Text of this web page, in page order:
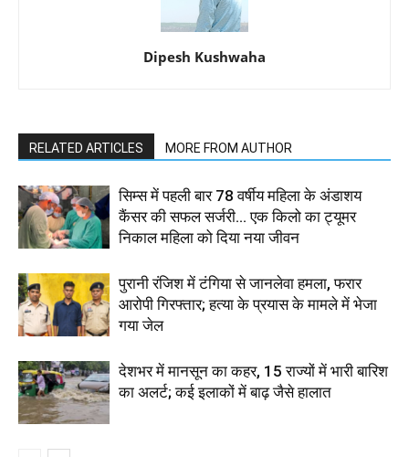
Dipesh Kushwaha
RELATED ARTICLES MORE FROM AUTHOR
सिम्स में पहली बार 78 वर्षीय महिला के अंडाशय
कैंसर की सफल सर्जरी... एक किलो का ट्यूमर
निकाल महिला को दिया नया जीवन
पुरानी रंजिश में टंगिया से जानलेवा हमला, फरार
आरोपी गिरफ्तार; हत्या के प्रयास के मामले में भेजा
गया जेल
देशभर में मानसून का कहर, 15 राज्यों में भारी बारिश
का अलर्ट; कई इलाकों में बाढ़ जैसे हालात